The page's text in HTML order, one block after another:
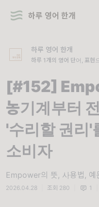
하루 영어 한개
하루 영어 한개
하루 1개의 영어 단어, 표현
[#152]
농기계부터
'수리할 권리'
소비자
Empower의 뜻, 사용법, 예
2026.04.28 조회 280 1